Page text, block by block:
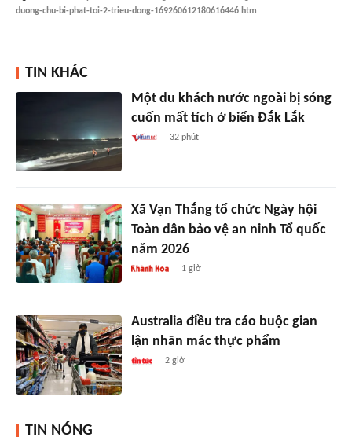
duong-chu-bi-phat-toi-2-trieu-dong-169260612180616446.htm
TIN KHÁC
Một du khách nước ngoài bị sóng
cuốn mất tích ở biển Đắk Lắk
32 phút
Xã Vạn Thắng tổ chức Ngày hội
Toàn dân bảo vệ an ninh Tổ quốc
năm 2026
1 giờ
Australia điều tra cáo buộc gian
lận nhãn mác thực phẩm
2 giờ
TIN NÓNG